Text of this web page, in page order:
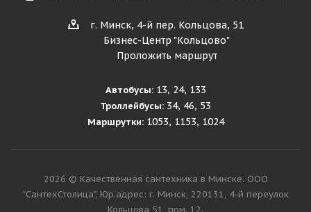
г. Минск, 4-й пер. Кольцова, 51
Бизнес-Центр "Кольцово"
Проложить маршрут
Автобусы:13, 24, 133
Троллейбусы: 34, 46, 53
Маршрутки:1053, 1153, 1024
2026 © Качественная сантехника в Минске. ООО
"СантехСтолица", Юр.адрес: г. Минск, 220131, 4-й переулок